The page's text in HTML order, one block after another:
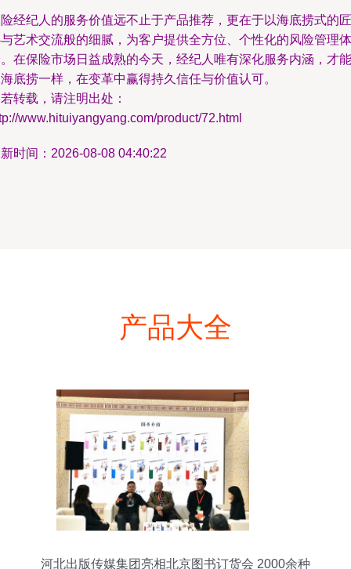
经纪人的服务价值远不止于产品推荐，更在于以海底捞式的匠
艺术交流般的细腻，为客户提供全方位、个性化的风险管理体
在保险市场日益成熟的今天，经纪人唯有深化服务内涵，才能
底捞一样，在变革中赢得持久信任与价值认可。
转载，请注明出处：
www.hituiyangyang.com/product/72.html
时间：2026-08-08 04:40:22
产品大全
河北出版传媒集团亮相北京图书订货会 2000余种